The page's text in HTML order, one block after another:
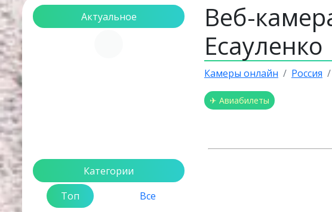
Актуальное
Категории
Топ
Все
Веб-
Есауленко
Камеры онлайн Россия
✈ Авиабилеты